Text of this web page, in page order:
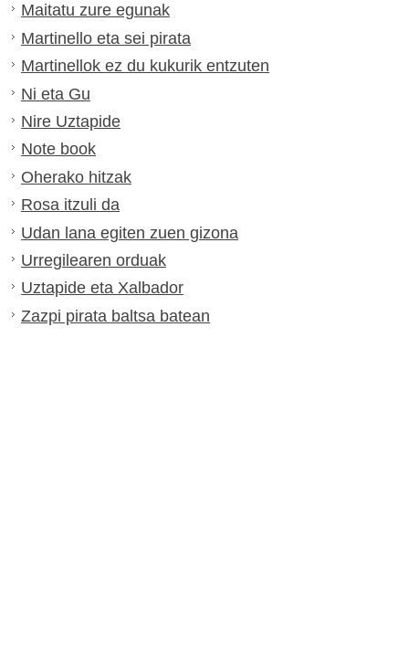
Maitatu zure egunak
Martinello eta sei pirata
Martinellok ez du kukurik entzuten
Ni eta Gu
Nire Uztapide
Note book
Oherako hitzak
Rosa itzuli da
Udan lana egiten zuen gizona
Urregilearen orduak
Uztapide eta Xalbador
Zazpi pirata baltsa batean